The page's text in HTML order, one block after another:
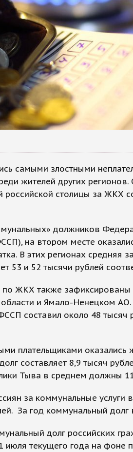
самыми злостными
жителей других регионов.
российской столицы за ЖКХ
должников
на втором месте
В этих регионах средняя
53 и 52 тысячи рублей
по ЖКХ также зафиксированы
и Ямало-Ненецком АО.
составил около 48 тысяч
плательщиками оказались
составляет 8,9 тысяч
Тыва в среднем должны
за коммунальные услуги
За год коммунальный долг
долг российских
июля текущего года на фоне